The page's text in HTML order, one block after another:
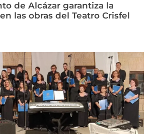
de Alcázar garantiza la
las obras del Teatro Crisfel